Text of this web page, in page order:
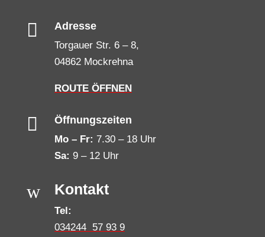
 Adresse
Torgauer Str. 6 – 8,
04862 Mockrehna
ROUTE ÖFFNEN
 Öffnungszeiten
Mo – Fr: 7.30 – 18 Uhr
Sa: 9 – 12 Uhr
w Kontakt
Tel:
034244 57 93 9